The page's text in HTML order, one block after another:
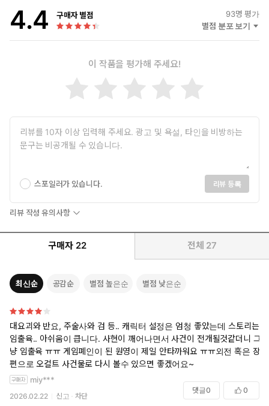
4.4 구매자 별점 93명 평가
별점 분포 보기
이 작품을 평가해 주세요!
스포일러가 있습니다. 리뷰 등록
리뷰 작성 유의사항
구매자 22 전체 27
최신순 공감순 별점 높은순 별점 낮은순
대요괴와 반요, 주술사와 검 등.. 캐릭터 설정은 엄청 좋았는데 스토리는
임출육.. 아쉬움이 큽니다. 사현이 깨어나면서 사건이 전개될것같더니 그
냥 임출육 ㅠㅠ 게임폐인이 된 원영이 제일 안타까워요 ㅠㅠ외전 혹은 장
편으로 오컬트 사건물로 다시 볼수 있으면 좋겠어요~
miy***
2026.02.22 신고 차단
댓글0 0